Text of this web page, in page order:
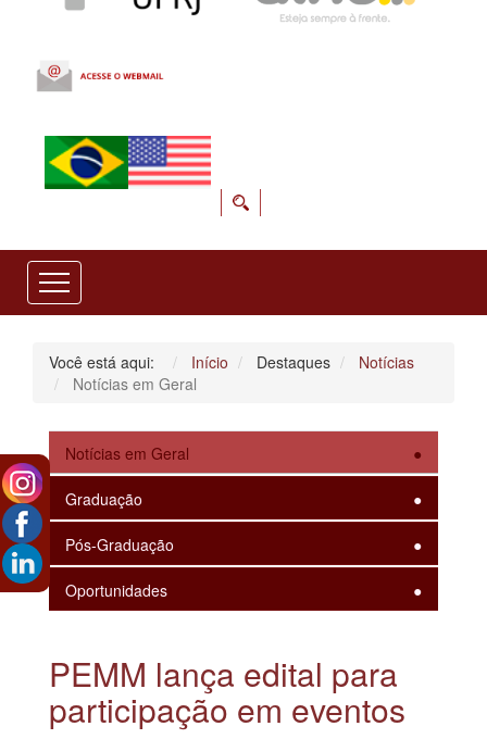
Você está aqui: Início Destaques
Notícias
Notícias em Geral
Notícias em Geral
Graduação
Pós-Graduação
Oportunidades
PEMM lança edital para
participação em eventos